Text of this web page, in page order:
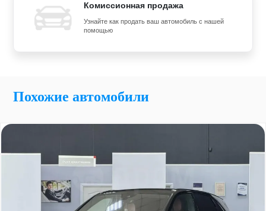
Комиссионная продажа
Узнайте как продать ваш автомобиль с нашей
помощью
Похожие автомобили